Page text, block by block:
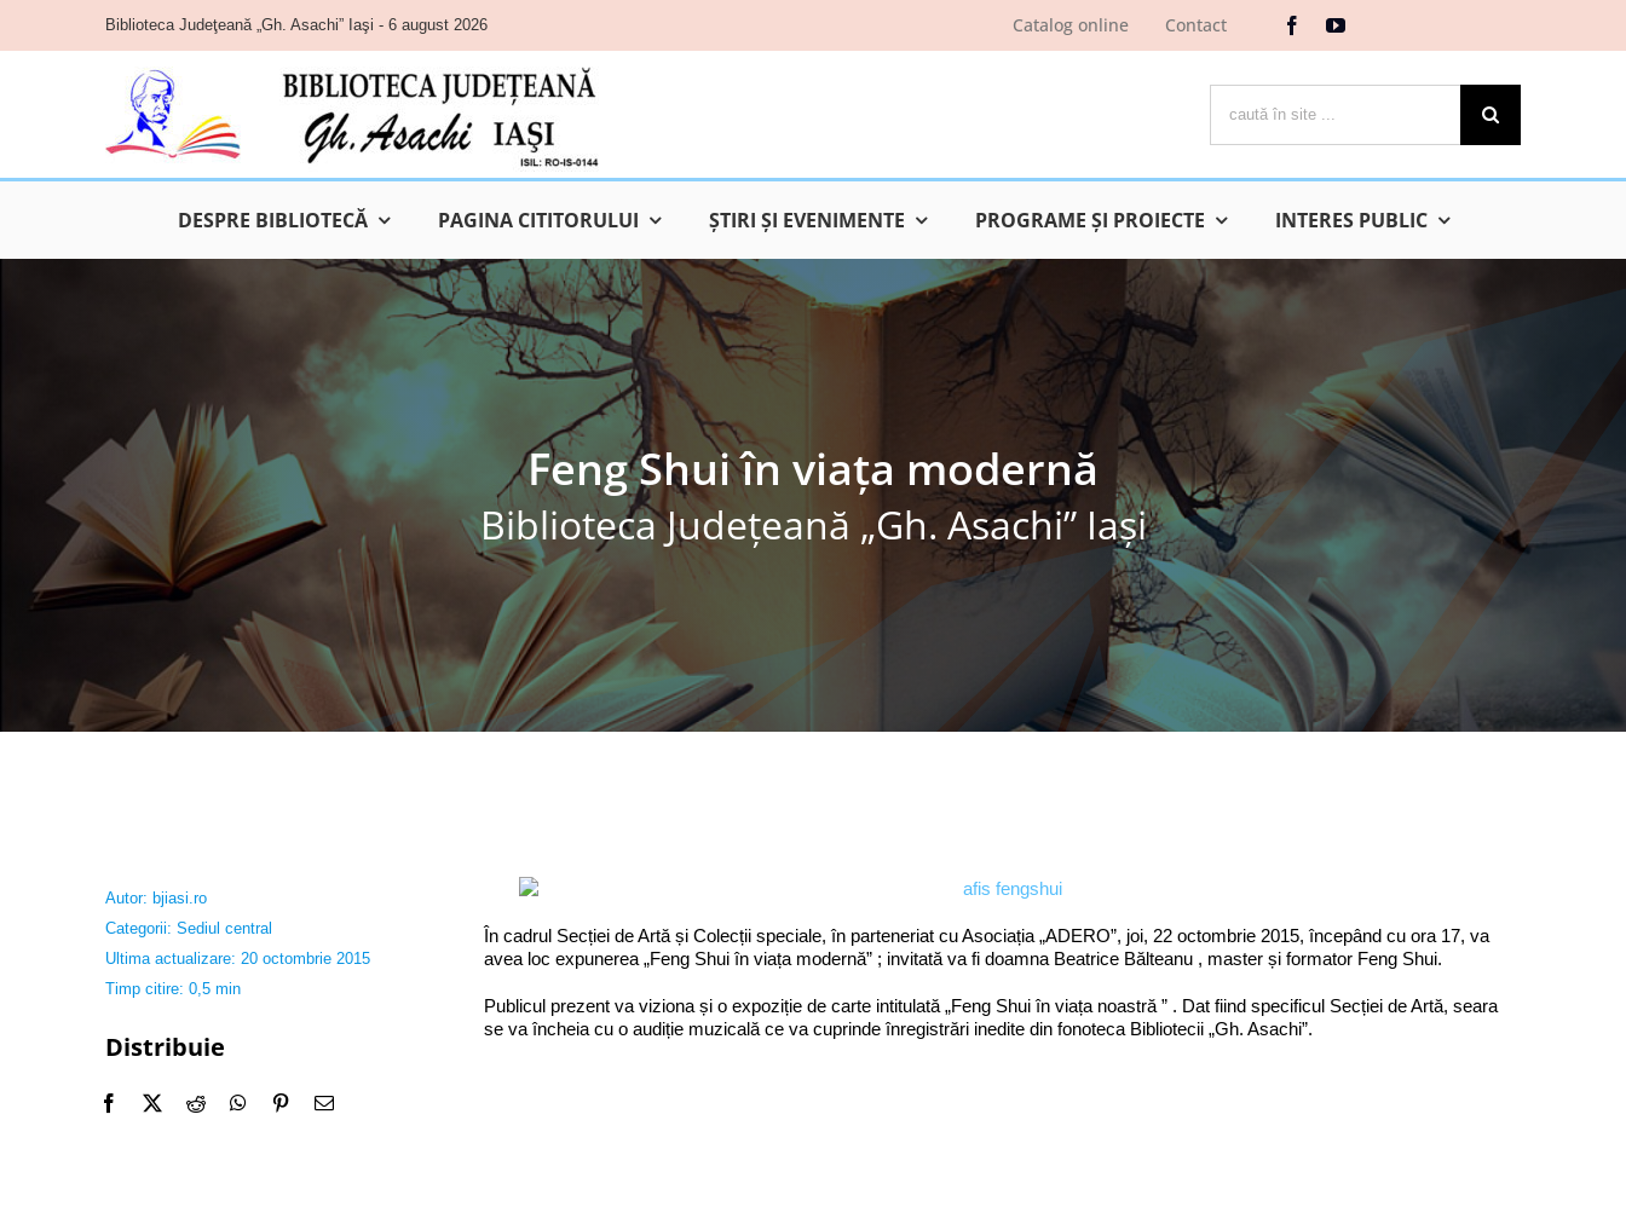
content
Biblioteca Judeţeană „Gh. Asachi” Iaşi - 6 august 2026 Catalog online Contact
DESPRE BIBLIOTECĂ PAGINA CITITORULUI ŞTIRI ŞI EVENIMENTE PROGRAME ŞI PROIECTE INTERES PUBLIC
Feng Shui în viața modernă
Biblioteca Judeţeană „Gh. Asachi” Iaşi
Autor: bjiasi.ro
Categorii: Sediul central
Ultima actualizare: 20 octombrie 2015
Timp citire: 0,5 min
Distribuie
În cadrul Secției de Artă și Colecții speciale, în parteneriat cu Asociația „ADERO”, joi, 22 octombrie 2015, începând cu ora 17, va
avea loc expunerea „Feng Shui în viața modernă” ; invitată va fi doamna Beatrice Bălteanu , master și formator Feng Shui.
Publicul prezent va viziona și o expoziție de carte intitulată „Feng Shui în viața noastră ” . Dat fiind specificul Secției de Artă, seara
se va încheia cu o audiție muzicală ce va cuprinde înregistrări inedite din fonoteca Bibliotecii „Gh. Asachi”.